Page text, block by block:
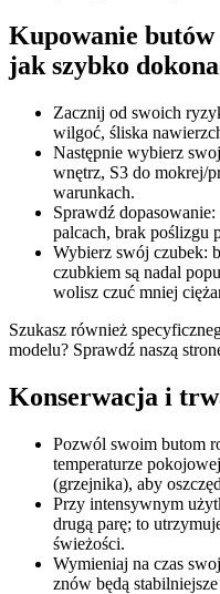
Kupowanie
jak szybko
Zacznij od swoich
wilgoć, śliska
Następnie wybierz
wnętrz, S3 do mokrej/
warunkach.
Sprawdź
palcach, brak poślizgu
Wybierz swój czubek:
czubkiem są nadal
wolisz czuć mniej
Szukasz również
modelu? Sprawdź naszą
Konserwacja i
Pozwól swoim butom
temperaturze
(grzejnika), aby
Przy intensywnym
drugą parę; to
świeżości.
Wymieniaj na czas
znów będą